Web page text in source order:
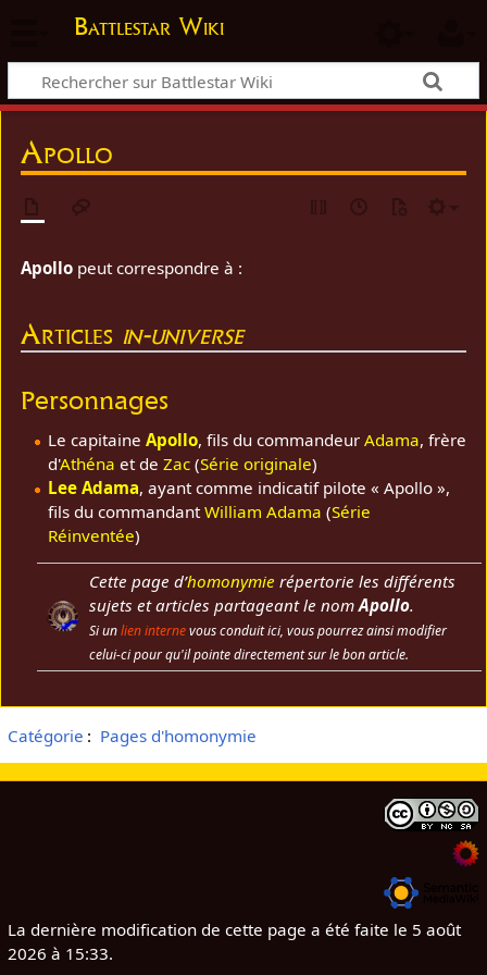
Battlestar Wiki
Apollo
Apollo peut correspondre à :
Articles in-universe
Personnages
Le capitaine Apollo, fils du commandeur Adama, frère
d'Athéna et de Zac(Série originale)
Lee Adama, ayant comme indicatif pilote « Apollo »,
fils du commandantWilliam Adama (Série
Réinventée)
Cette page d’homonymie répertorie les différents
sujets et articles partageant le nomApollo.
Si unlien internevous conduit ici, vous pourrez ainsi modifier
celui-ci pour qu'il pointe directement sur le bon article.
Catégorie : Pages d'homonymie
La dernière modification de cette page a été faite le 5 août
2026 à 15:33.